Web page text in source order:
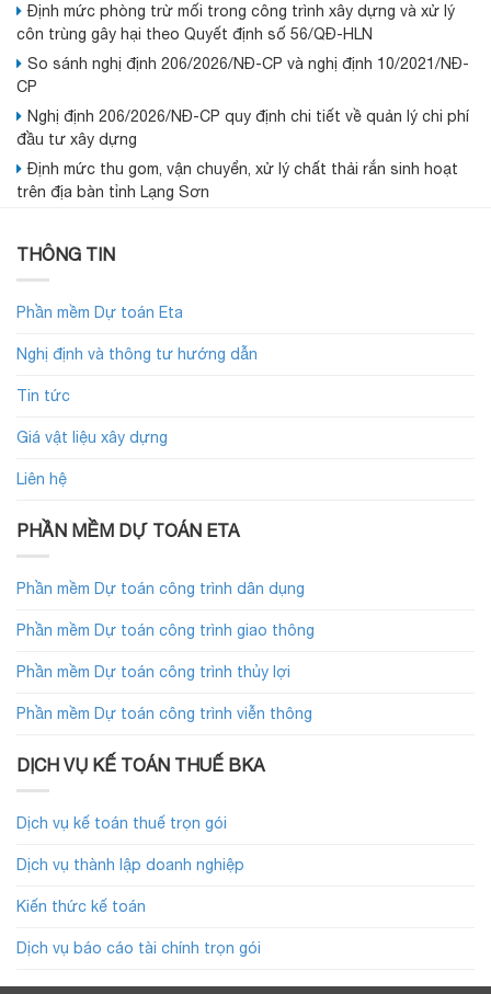
Định mức phòng trừ mối trong công trình xây dựng và xử lý
côn trùng gây hại theo Quyết định số 56/QĐ-HLN
So sánh nghị định 206/2026/NĐ-CP và nghị định 10/2021/NĐ-
CP
Nghị định 206/2026/NĐ-CP quy định chi tiết về quản lý chi phí
đầu tư xây dựng
Định mức thu gom, vận chuyển, xử lý chất thải rắn sinh hoạt
trên địa bàn tỉnh Lạng Sơn
THÔNG TIN
Phần mềm Dự toán Eta
Nghị định và thông tư hướng dẫn
Tin tức
Giá vật liệu xây dựng
Liên hệ
PHẦN MỀM DỰ TOÁN ETA
Phần mềm Dự toán công trình dân dụng
Phần mềm Dự toán công trình giao thông
Phần mềm Dự toán công trình thủy lợi
Phần mềm Dự toán công trình viễn thông
DỊCH VỤ KẾ TOÁN THUẾ BKA
Dịch vụ kế toán thuế trọn gói
Dịch vụ thành lập doanh nghiệp
Kiến thức kế toán
Dịch vụ báo cáo tài chính trọn gói